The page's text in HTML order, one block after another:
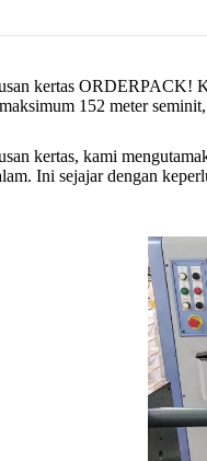
kertas ORDERPACK!
152 meter
kertas, kami
Ini sejajar dengan